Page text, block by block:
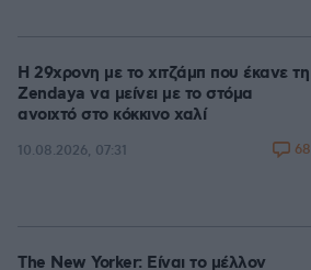
Η 29χρονη με το χιτζάμπ που έκανε τη
Zendaya να μείνει με το στόμα
ανοιχτό στο κόκκινο χαλί
10.08.2026, 07:31 68
The New Yorker: Είναι το μέλλον